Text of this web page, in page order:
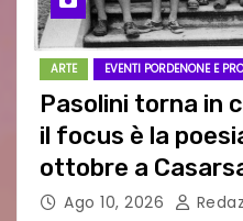
ARTE EVENTI PORDENONE E
Pasolini torna in
il focus è la
ottobre a
percorso per
Ago 10, 2026